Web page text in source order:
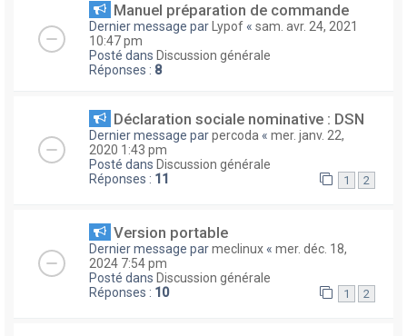
Manuel préparation de commande
Dernier message par Lypof « sam. avr. 24, 2021
10:47 pm
Posté dans Discussion générale
Réponses : 8
Déclaration sociale nominative : DSN
Dernier message parpercoda « mer. janv. 22,
2020 1:43 pm
Posté dans Discussion générale
Réponses : 11 1 2
Version portable
Dernier message parmeclinux « mer. déc. 18,
2024 7:54 pm
Posté dans Discussion générale
Réponses : 10 1 2